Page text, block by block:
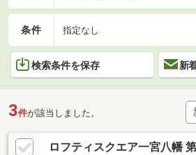
条件 指定なし
検索条件を保存 新
3件が該当しました。
ロフティスクエア一宮八幡